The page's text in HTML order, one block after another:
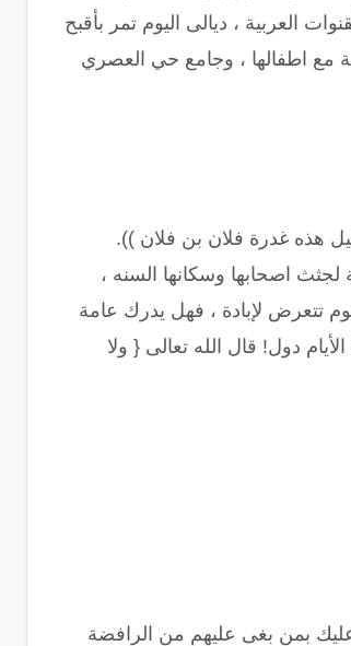
العربية ، ديالى اليوم تمر بأقبح
مع اطفالها ، وجامع حي العصري
هذه غدرة فلان بن فلان )).
اصحابها وسكانها السنه ،
تتعرض لإبادة ، فهل يدرك عامة
دول! قال الله تعالى { ولا
بمن بغى عليهم من الرافضة